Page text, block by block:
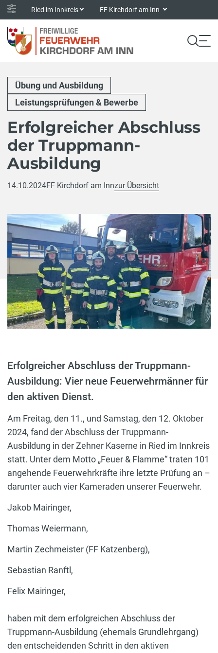
Ried im Innkreis FF Kirchdorf am Inn
Übung und Ausbildung
Leistungsprüfungen & Bewerbe
Erfolgreicher Abschluss
der Truppmann-
Ausbildung
14.10.2024FF Kirchdorf am Innzur Übersicht
Erfolgreicher Abschluss der Truppmann-
Ausbildung: Vier neue Feuerwehrmänner für
den aktiven Dienst.
Am Freitag, den 11., und Samstag, den 12. Oktober
2024, fand der Abschluss der Truppmann-
Ausbildung in der Zehner Kaserne in Ried im Innkreis
statt. Unter dem Motto „Feuer & Flamme“ traten 101
angehende Feuerwehrkräfte ihre letzte Prüfung an –
darunter auch vier Kameraden unserer Feuerwehr.
Jakob Mairinger,
Thomas Weiermann,
Martin Zechmeister (FF Katzenberg),
Sebastian Ranftl,
Felix Mairinger,
haben mit dem erfolgreichen Abschluss der
Truppmann-Ausbildung (ehemals Grundlehrgang)
den entscheidenden Schritt in den aktiven